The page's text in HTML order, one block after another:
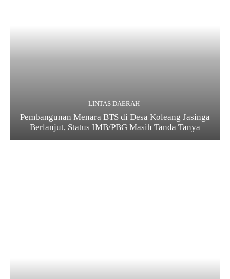
LINTAS DAERAH
Pembangunan Menara BTS di Desa Koleang Jasinga
Berlanjut, Status IMB/PBG Masih Tanda Tanya